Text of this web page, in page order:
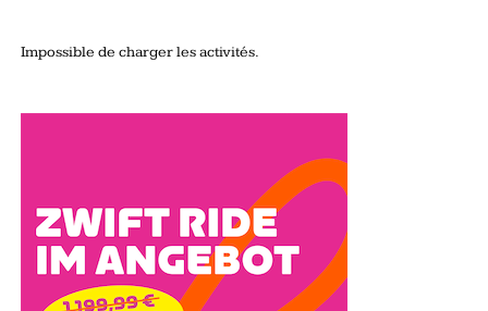
Impossible de charger les activités.